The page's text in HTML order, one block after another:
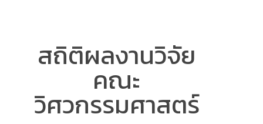
สถิติผลงานวิจัย
คณะ
วิศวกรรมศาสตร์